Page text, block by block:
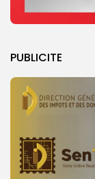
PUBLICITE